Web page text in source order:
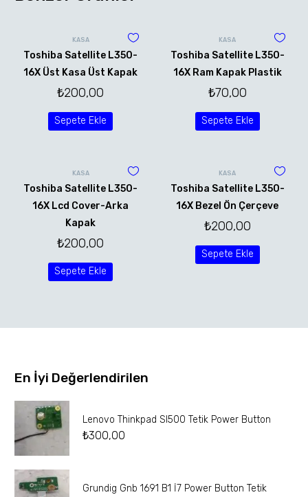
KASA
Toshiba Satellite L350-
16X Üst Kasa Üst Kapak
₺200,00
Sepete Ekle
KASA
Toshiba Satellite L350-
16X Ram Kapak Plastik
₺70,00
Sepete Ekle
KASA
Toshiba Satellite L350-
16X Lcd Cover-Arka
Kapak
₺200,00
Sepete Ekle
KASA
Toshiba Satellite L350-
16X Bezel Ön Çerçeve
₺200,00
Sepete Ekle
En İyi Değerlendirilen
Lenovo Thinkpad Sl500 Tetik Power Button
₺300,00
Grundig Gnb 1691 B1 İ7 Power Button Tetik